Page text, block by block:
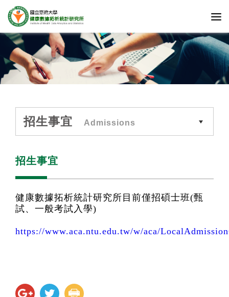
招生事宜 Admissions
招生事宜
健康數據拓析統計研究所目前僅招碩士班(甄
試、一般考試入學)
https://www.aca.ntu.edu.tw/w/aca/